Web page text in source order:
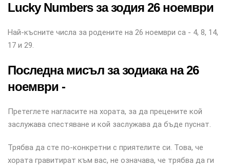
Lucky Numbers за зодия 26 ноември
Най-късните числа за родените на 26 ноември са - 4, 8, 14,
17 и 29.
Последна мисъл за зодиака на 26
ноември -
Претеглете нагласите на хората, за да прецените кой
заслужава спестяване и кой заслужава да бъде пуснат.
Трябва да сте по-конкретни с приятелите си. Това, че
хората гравитират към вас, не означава, че трябва да ги